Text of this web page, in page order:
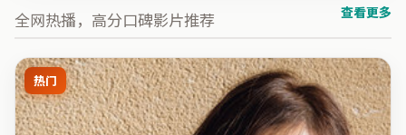
全网热播，高分口碑影片推荐 查看更多
热门